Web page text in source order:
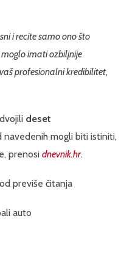
i recite samo ono što
imati ozbiljnije
profesionalni kredibilitet,
deset
navedenih mogli biti istiniti,
prenosi dnevnik.hr.
previše čitanja
auto